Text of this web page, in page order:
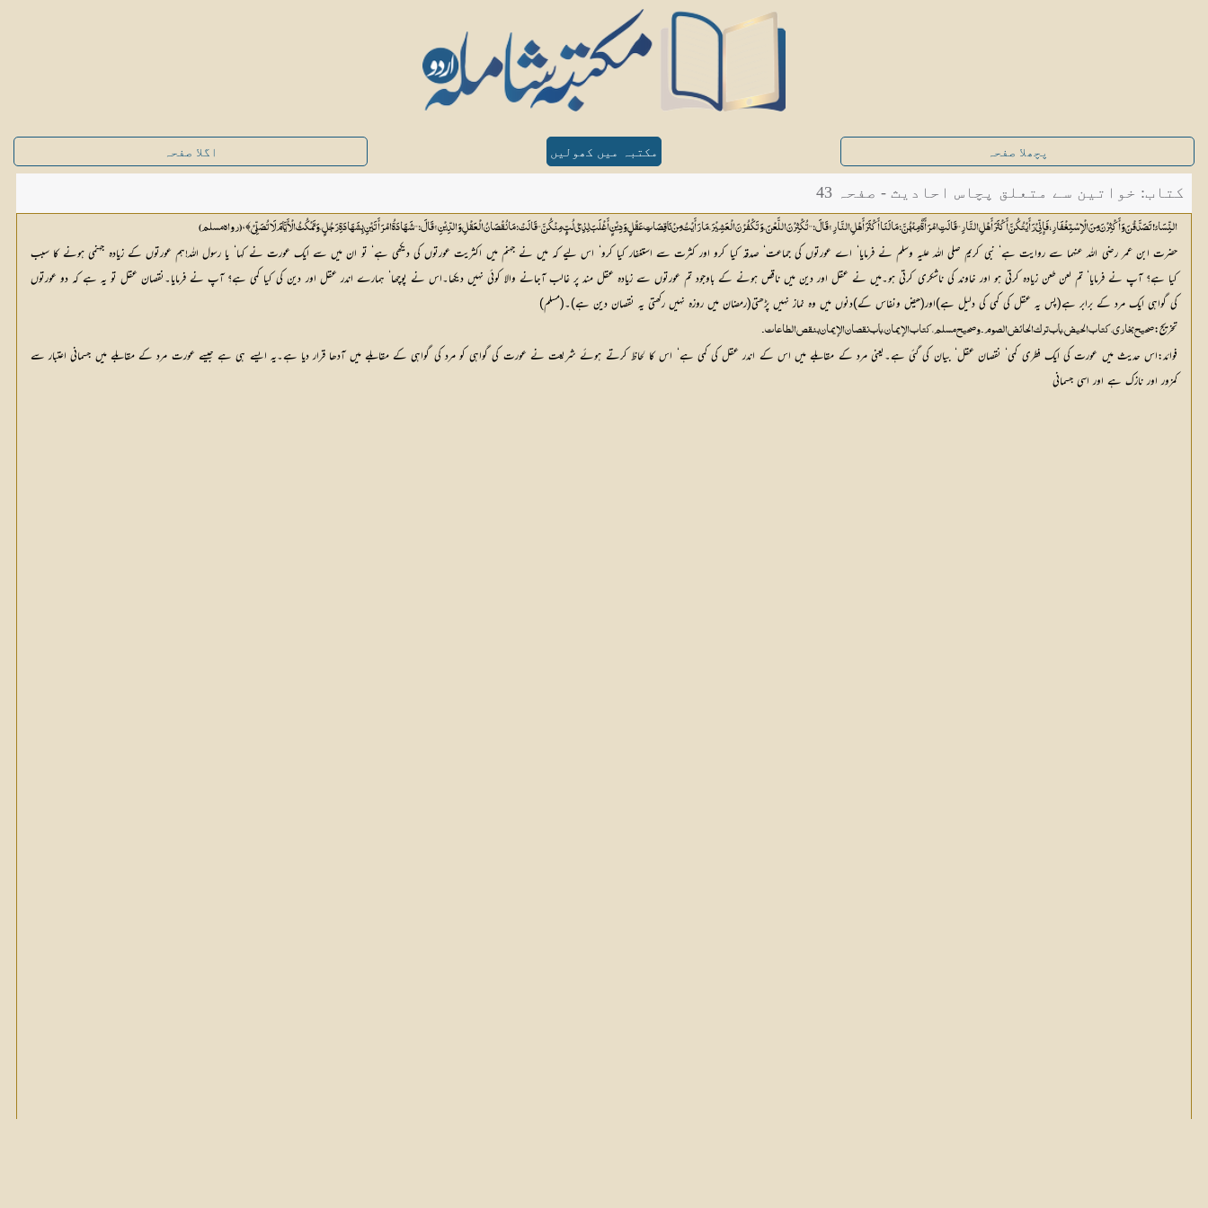
پچھلا صفحہ مکتبہ میں کھولیں اگلا صفحہ
کتاب: خواتین سے متعلق پچاس احادیث - صفحہ 43
النِّسَائِ!تَصَدَّقْنَ وَأَکْثِرْنَ مِنَ الْاِسْتِغْفَارِ؛ فَإِنِّيْ رَأَیْتُکُنَّ أَکْثَرَ أَھْلِ النَّارِ‘‘ قَالَتِ امْرَأَۃٌ مِنْھُنَّ:مَا لَنَا أَکْثَرَ أَھْلِ النَّارِ؟ قَالَ:’’تُکْثِرْنَ اللَّعْنَ،وَتَکْفُرْنَ الْعَشِیْرَ،مَا رَأَیْتُ مِنْ نَاقِصَاتِ عَقْلٍ وَدِیْنٍ أَغْلَبَ لِذِيْ لُبٍّ مِنْکُنَّ‘‘ قَالَتْ:مَا نُقْصَانُ الْعَقْلِ وَالدِّیْنِ؟ قَالَ:’’شَھَادَۃُ امْرَأَتَیْنِ بِشَھَادَۃِ رَجُلٍ،وَتَمْکُثُ الْأَیَّامَ لَا تُصَلِّيْ﴾،(رواہ مسلم)
حضرت ابن عمر رضی اللہ عنہما سے روایت ہے‘ نبی کریم صلی اللہ علیہ وسلم نے فرمایا‘ اے عورتوں کی جماعت‘ صدقہ کیا کرو اور کثرت سے استغفار کیا کرو‘ اس لیے کہ میں نے جہنم میں اکثریت عورتوں کی دیکھی ہے‘ تو ان میں سے ایک عورت نے کہا‘ یا رسول اللہ!ہم عورتوں کے زیادہ جہنمی ہونے کا سبب
کیا ہے؟ آپ نے فرمایا‘ تم لعن طعن زیادہ کرتی ہو اور خاوند کی ناشکری کرتی ہو۔میں نے عقل اور دین میں ناقص ہونے کے باوجود تم عورتوں سے زیادہ عقل مند پر غالب آجانے والا کوئی نہیں دیکھا۔اس نے پوچھا‘ ہمارے اندر عقل اور دین کی کیا کمی ہے؟ آپ نے فرمایا۔نقصان عقل تو یہ ہے کہ دو عورتوں
کی گواہی ایک مرد کے برابر ہے(پس یہ عقل کی کمی کی دلیل ہے)اور(حیض ونفاس کے)دنوں میں وہ نماز نہیں پڑھتی(رمضان میں روزہ نہیں رکھتی یہ نقصان دین ہے)۔(مسلم)
تخریج:صحیح بخاري،کتاب الحیض،باب ترک الحائض الصوم۔وصحیح مسلم،کتاب الإیمان،باب نقصان الإیمان بنقص الطاعات۔
فوائد:اس حدیث میں عورت کی ایک فطری کمی‘ نقصان عقل‘ بیان کی گئی ہے۔یعنی مرد کے مقابلے میں اس کے اندر عقل کی کمی ہے‘ اس کا لحاظ کرتے ہوئے شریعت نے عورت کی گواہی کو مرد کی گواہی کے مقابلے میں آدھا قرار دیا ہے۔یہ ایسے ہی ہے جیسے عورت مرد کے مقابلے میں جسمانی اعتبار سے
کمزور اور نازک ہے اور اسی جسمانی